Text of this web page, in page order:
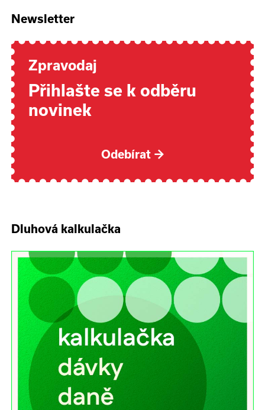
Newsletter
Zpravodaj
Přihlašte se k odběru
novinek
Odebírat →
Dluhová kalkulačka